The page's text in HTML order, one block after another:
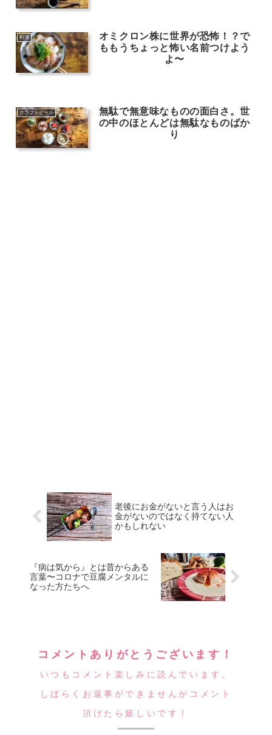
料理
オミクロン株に世界が恐怖！？で
ももうちょっと怖い名前つけよう
よ〜
クラフトビール
無駄で無意味なものの面白さ。世
の中のほとんどは無駄なものばか
り
老後にお金がないと言う人はお
金がないのではなく持てない人
かもしれない
『病は気から』とは昔からある
言葉〜コロナで豆腐メンタルに
なった方たちへ
コメントありがとうございます！
いつもコメント楽しみに読んでいます。
しばらくお返事ができませんがコメント
頂けたら嬉しいです！